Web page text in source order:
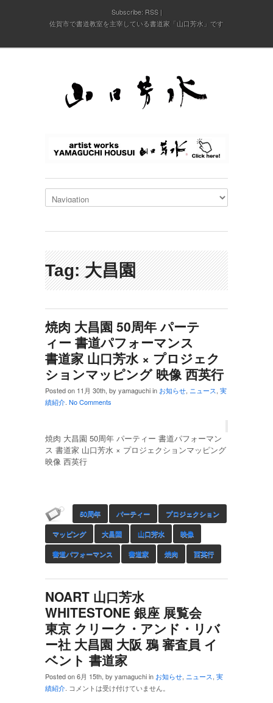
Subscribe: RSS
佐賀市で書道教室を主宰している書道家「山口芳水」です
Tag: 大昌園
焼肉 大昌園 50周年 パーテ
ィー 書道パフォーマンス
書道家 山口芳水 × プロジェク
ションマッピング 映像 西英行
Posted on 11月 30th, by yamaguchi in お知らせ, ニュース, 実
績紹介. No Comments
焼肉 大昌園 50周年 パーティー 書道パフォーマン
ス 書道家 山口芳水 × プロジェクションマッピング
映像 西英行
50周年 パーティー プロジェクション
マッピング 大昌園 山口芳水 映像
書道パフォーマンス 書道家 焼肉 西英行
NOART 山口芳水
WHITESTONE 銀座 展覧会
東京 クリーク・アンド・リバ
ー社 大昌園 大阪 鴉 審査員 イ
ベント 書道家
Posted on 6月 15th, by yamaguchi in お知らせ, ニュース, 実
績紹介. コメントは受け付けていません。